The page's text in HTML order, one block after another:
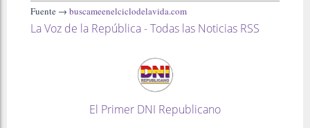
Fuente → buscameenelciclodelavida.com
La Voz de la República - Todas las Noticias RSS
El Primer DNI Republicano